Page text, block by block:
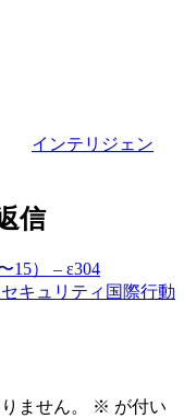
インテリジェン
信
15） – ε304
キュリティ国際行動
ません。 ※ が付い